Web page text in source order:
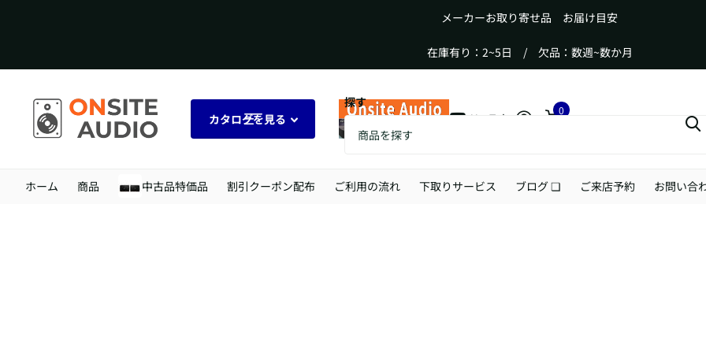
メーカーお取り寄せ品 お届け目安
在庫有り：2~5日 / 欠品：数週~数か月
カタログを見る
探す
YouTube
カート
0
ホーム 商品 中古品特価品 割引クーポン配布 ご利用の流れ 下取りサービス ブログ ❏ ご来店予約 お問い合